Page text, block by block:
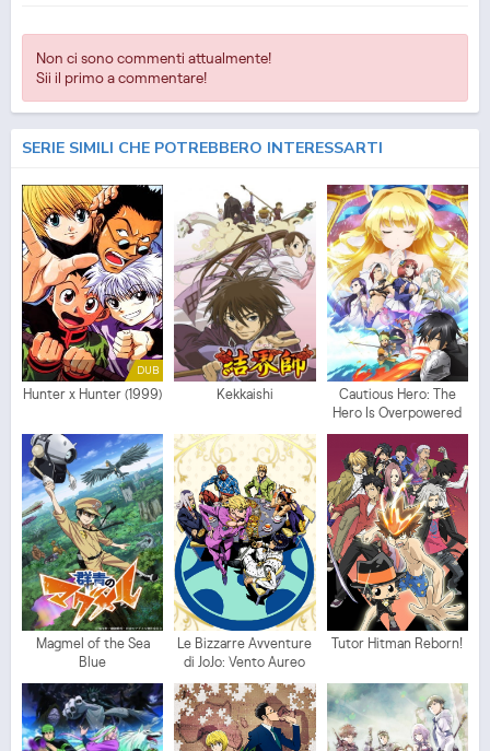
Non ci sono commenti attualmente!
Sii il primo a commentare!
SERIE SIMILI CHE POTREBBERO INTERESSARTI
DUB
Hunter x Hunter (1999) Kekkaishi
Cautious Hero: The
Hero Is Overpowered
but Overly Cautious
Magmel of the Sea
Blue
Le Bizzarre Avventure
di JoJo: Vento Aureo
Tutor Hitman Reborn!